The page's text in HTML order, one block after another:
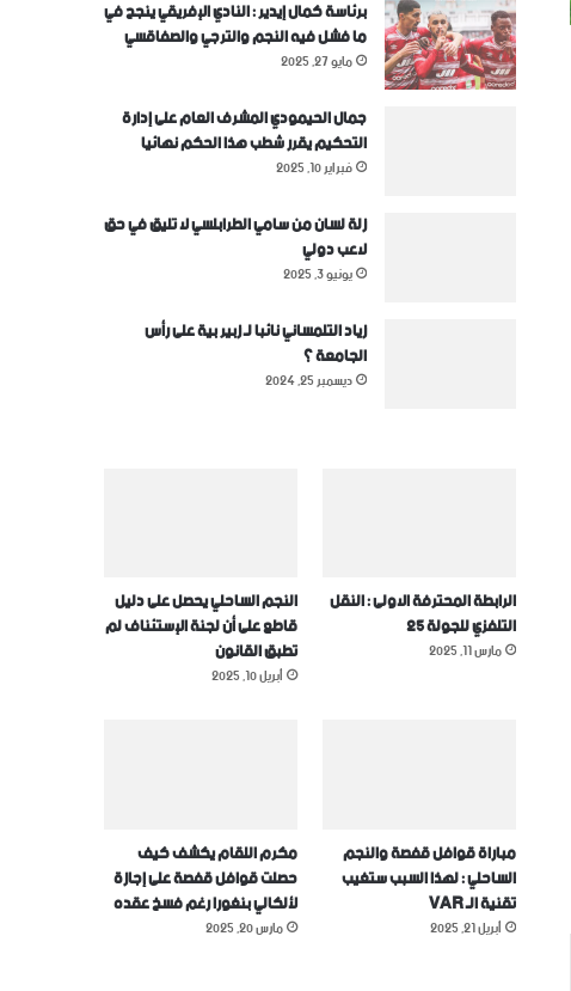
برئاسة كمال إيدير : النادي الإفريقي ينجح في
ما فشل فيه النجم والترجي والصفاقسي
مايو 27, 2025
جمال الحيمودي المشرف العام على إدارة
التحكيم يقرر شطب هذا الحكم نهائيا
فبراير 10, 2025
زلة لسان من سامي الطرابلسي لا تليق في حق
لاعب دولي
يونيو 3, 2025
زياد التلمساني نائبا لـ زبير بية على رأس
الجامعة ؟
ديسمبر 25, 2024
الرابطة المحترفة الاولى : النقل
التلفزي للجولة 25
مارس 11, 2025
النجم الساحلي يحصل على دليل
قاطع على أن لجنة الإستئناف لم
تطبق القانون
أبريل 10, 2025
مباراة قوافل قفصة والنجم
الساحلي : لهذا السبب ستغيب
تقنية الـ VAR
أبريل 21, 2025
مكرم اللقام يكشف كيف
حصلت قوافل قفصة على إجازة
ﻷلكالي بنغورا رغم فسخ عقده
مارس 20, 2025